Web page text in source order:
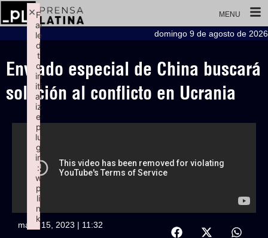
MENU
domingo 9 de agosto de 2026
Enviado especial de China buscará
solución al conflicto en Ucrania
mayo 15, 2023 | 11:32
F
ai
le
d
t
o
in
iti
al
iz
e
p
lu
g
in
:
w
p
li
n
k
×
Failed to initialize plugin: wplink